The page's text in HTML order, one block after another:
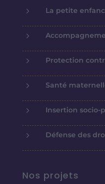
5 La petite
5
5 Protection
5 Santé
5 Insertion socio-
5 Défense des
Nos projets